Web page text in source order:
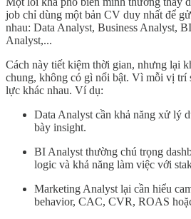
job chỉ dùng một bản CV duy nhất để
nhau: Data Analyst, Business Analyst,
Analyst,...
Cách này tiết kiệm thời gian, nhưng lại
chung, không có gì nổi bật. Vì mỗi vị trí
lực khác nhau. Ví dụ:
Data Analyst cần khả năng xử lý
bày insight.
BI Analyst thường chú trọng
logic và khả năng làm việc với
Marketing Analyst lại cần hiểu
behavior, CAC, CVR, ROAS